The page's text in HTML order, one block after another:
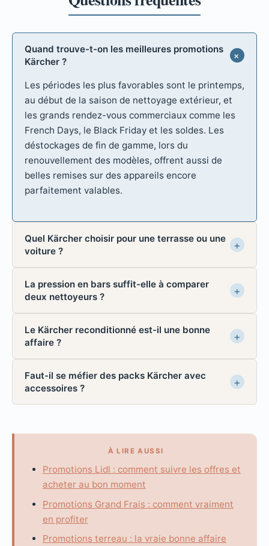
Quand trouve-t-on les meilleures promotions
Kärcher ?
Les périodes les plus favorables sont le printemps,
au début de la saison de nettoyage extérieur, et
les grands rendez-vous commerciaux comme les
French Days, le Black Friday et les soldes. Les
déstockages de fin de gamme, lors du
renouvellement des modèles, offrent aussi de
belles remises sur des appareils encore
parfaitement valables.
Quel Kärcher choisir pour une terrasse ou une
voiture ?
La pression en bars suffit-elle à comparer
deux nettoyeurs ?
Le Kärcher reconditionné est-il une bonne
affaire ?
Faut-il se méfier des packs Kärcher avec
accessoires ?
À LIRE AUSSI
Promotions Lidl : comment suivre les offres et
acheter au bon moment
Promotions Grand Frais : comment vraiment
en profiter
Promotions terreau : la vraie bonne affaire